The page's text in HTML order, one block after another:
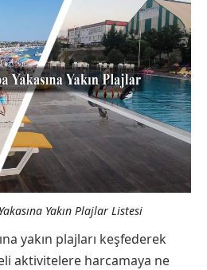
Yakın Plajlar Listesi
yakın plajları keşfederek
aktivitelere harcamaya ne